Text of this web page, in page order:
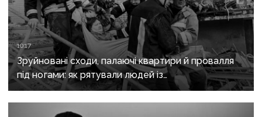
10:17
Зруйновані сходи, палаючі квартири й провалля
під ногами: як рятували людей із
багатоповерхівки в Краматорську